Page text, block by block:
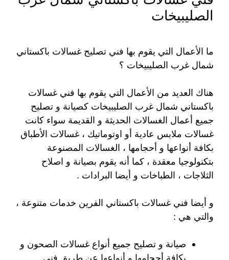
الصليبيخات
ما الأعمال التي يقوم بها فني تصليح غسالات باكستاني
شمال غرب الصليبيخات ؟
هناك العديد من الأعمال التي يقوم بها فني غسالات
باكستاني شمال غرب الصليبيخات كصيانة و تصليح
جميع أعمال الغسالات الحديثة و القديمة سواء كانت
غسالات ملابس عادية أو اوتوماتيك ، غسالات الأطباق
بكافة أنواعها و أحجامها ، الغسالات المصنوعة
بتكنولوجيا معقدة ، كما أنه يقوم بصيانة و اصلاح
الثلاجات ، الطباخات و أيضا البرادات .
و أيضا فني غسالات باكستاني الفرين خدمات متنوعة ،
والتي هي :
صيانة و تصليح جميع أنواع غسالات الصحون و
بكافة أحجامها و أنواعها عن طريق فني